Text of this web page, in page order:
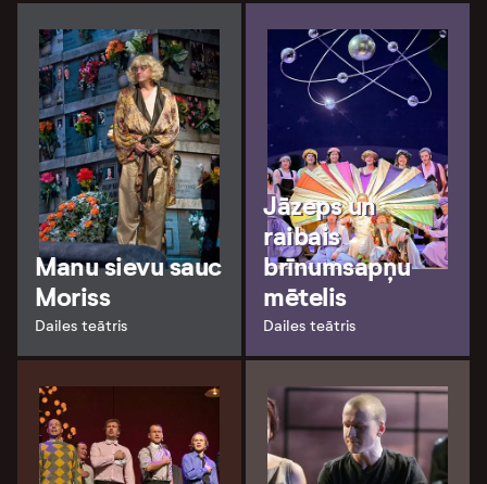
Manu sievu sauc
Moriss
Dailes teātris
Jāzeps un
raibais
brīnumsapņu
mētelis
Dailes teātris